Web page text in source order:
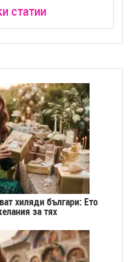
статии
хиляди българи: Ето
за тях